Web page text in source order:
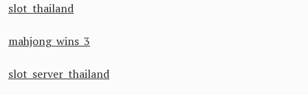
slot thailand
mahjong wins 3
slot server thailand